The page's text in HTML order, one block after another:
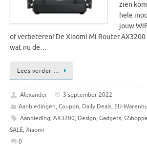
zien
hele
jouw
of verbeteren! De Xiaomi Mi Router AX3200
wat nu de…
Lees verder …
Alexander
3 september 2022
Aanbiedingen, Coupon, Daily Deals, EU-
Aanbieding, AX3200, Design, Gadgets,
SALE, Xiaomi
0